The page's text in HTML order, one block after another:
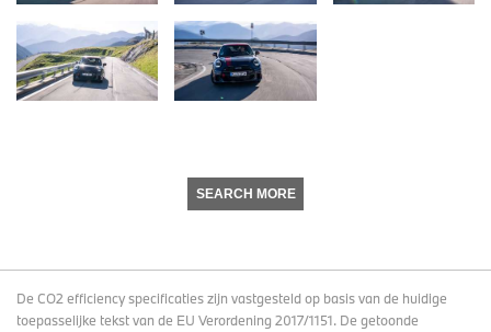
SEARCH MORE
De CO2 efficiency specificaties zijn vastgesteld op basis van de huidige
toepasselijke tekst van de EU Verordening 2017/1151. De getoonde